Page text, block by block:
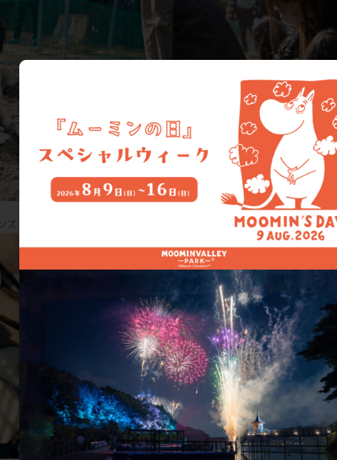
アカデミー」の様子です。 ※2024年3月に開催された「ヘムレ